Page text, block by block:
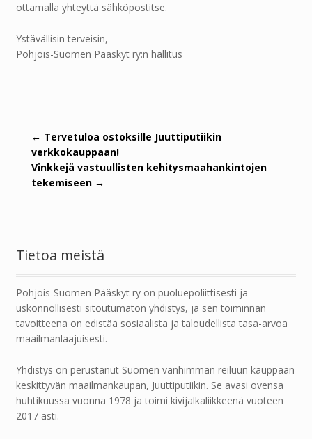
ottamalla yhteyttä sähköpostitse.
Ystävällisin terveisin,
Pohjois-Suomen Pääskyt ry:n hallitus
← Tervetuloa ostoksille Juuttiputiikin
verkkokauppaan!
Vinkkejä vastuullisten kehitysmaahankintojen
tekemiseen →
Tietoa meistä
Pohjois-Suomen Pääskyt ry on puoluepoliittisesti ja
uskonnollisesti sitoutumaton yhdistys, ja sen toiminnan
tavoitteena on edistää sosiaalista ja taloudellista tasa-arvoa
maailmanlaajuisesti.
Yhdistys on perustanut Suomen vanhimman reiluun kauppaan
keskittyvän maailmankaupan, Juuttiputiikin. Se avasi ovensa
huhtikuussa vuonna 1978 ja toimi kivijalkaliikkeenä vuoteen
2017 asti.